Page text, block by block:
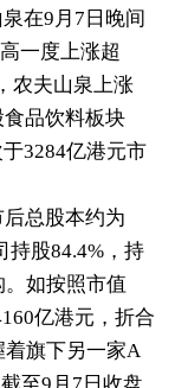
在9月7日晚间
一度上涨超
农夫山泉上涨
食品饮料板块
3284亿港元市
总股本约为
持股84.4%，持
。如按照市值
亿港元，折合
着旗下另一家A